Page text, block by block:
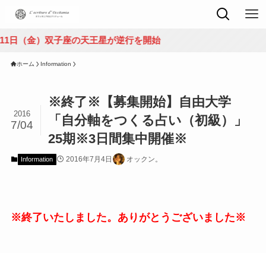
双子座の天王星が逆行を開始
ホーム Information
※終了※【募集開始】自由大学
「自分軸をつくる占い（初級）」
25期※3日間集中開催※
2016
7/04
Information 2016年7月4日 オックン。
※終了いたしました。ありがとうございました※